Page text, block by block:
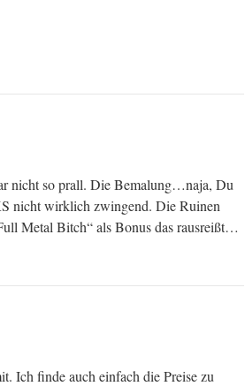
nicht so prall. Die Bemalung…naja, Du
nicht wirklich zwingend. Die Ruinen
Metal Bitch“ als Bonus das rausreißt…
Ich finde auch einfach die Preise zu